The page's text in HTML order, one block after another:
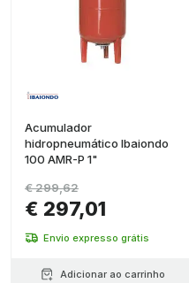
Acumulador
hidropneumático Ibaiondo
100 AMR-P 1"
€ 297,01
€ 299,62
Envio expresso grátis
Adicionar ao carrinho